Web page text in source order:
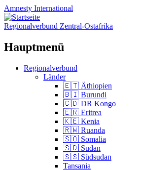
Amnesty International
Regionalverbund Zentral-Ostafrika
Hauptmenü
Zum
Regionalverbund
Länder
🇪🇹 Äthiopien
🇧🇮 Burundi
🇨🇩 DR Kongo
🇪🇷 Eritrea
🇰🇪 Kenia
🇷🇼 Ruanda
🇸🇴 Somalia
🇸🇩 Sudan
🇸🇸 Südsudan
Tansania